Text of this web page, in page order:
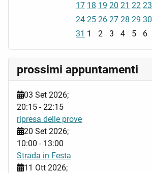
17 18 19 20 21 22 23
24 25 26 27 28 29 30
31 1 2 3 4 5 6
prossimi appuntamenti
03 Set 2026;
20:15 -22:15
ripresa delle prove
20 Set 2026;
10:00 - 13:00
Strada in Festa
11 Ott 2026;